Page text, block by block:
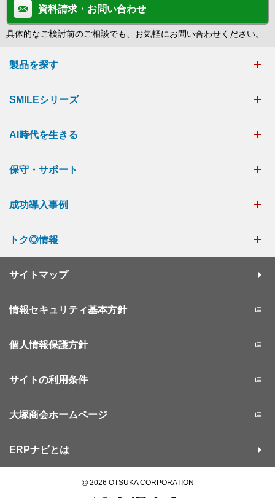
資料請求・お問い合わせ
具体的なご検討前のご相談でも、お気軽にお問い合わせください。
製品を探す
SMILEシリーズ
AI時代を生きる
保守・サポート
成功導入事例
トク◎情報
サイトマップ
情報セキュリティ基本方針
個人情報保護方針
サイトの利用条件
大塚商会ホームページ
ERPナビとは
©2026 OTSUKA CORPORATION